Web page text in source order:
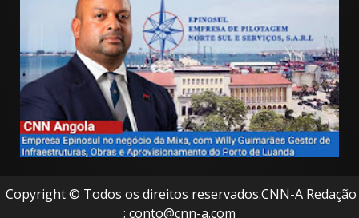
Copyright © Todos os direitos reservados.CNN-A Redação
: conto@cnn-a.com